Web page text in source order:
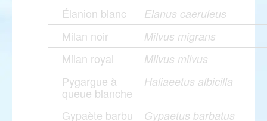
Élanion blanc Elanus caeruleus
Milan noir Milvus migrans
Milan royal Milvus milvus
Pygargue à
queue blanche
Haliaeetus albicilla
Gypaète barbu Gypaetus barbatus